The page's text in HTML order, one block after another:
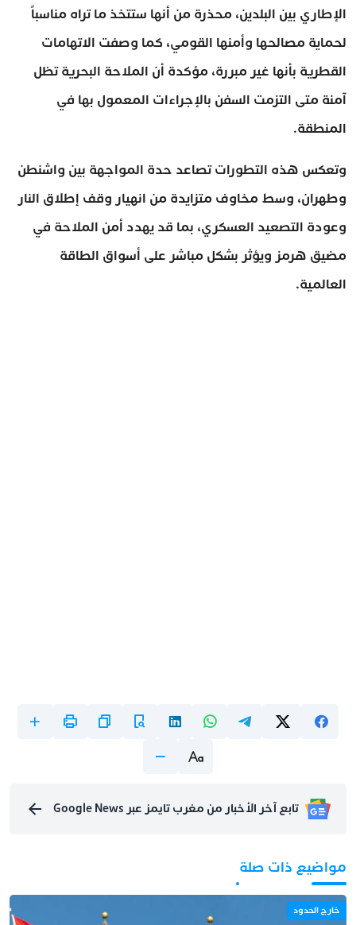
الإطاري بين البلدين، محذرة من أنها ستتخذ ما تراه مناسباً
لحماية مصالحها وأمنها القومي، كما وصفت الاتهامات
القطرية بأنها غير مبررة، مؤكدة أن الملاحة البحرية تظل
آمنة متى التزمت السفن بالإجراءات المعمول بها في
المنطقة.
وتعكس هذه التطورات تصاعد حدة المواجهة بين واشنطن
وطهران، وسط مخاوف متزايدة من انهيار وقف إطلاق النار
وعودة التصعيد العسكري، بما قد يهدد أمن الملاحة في
مضيق هرمز ويؤثر بشكل مباشر على أسواق الطاقة
العالمية.
تابع آخر الأخبار من مغرب تايمز عبر Google News
مواضيع ذات صلة
خارج الحدود